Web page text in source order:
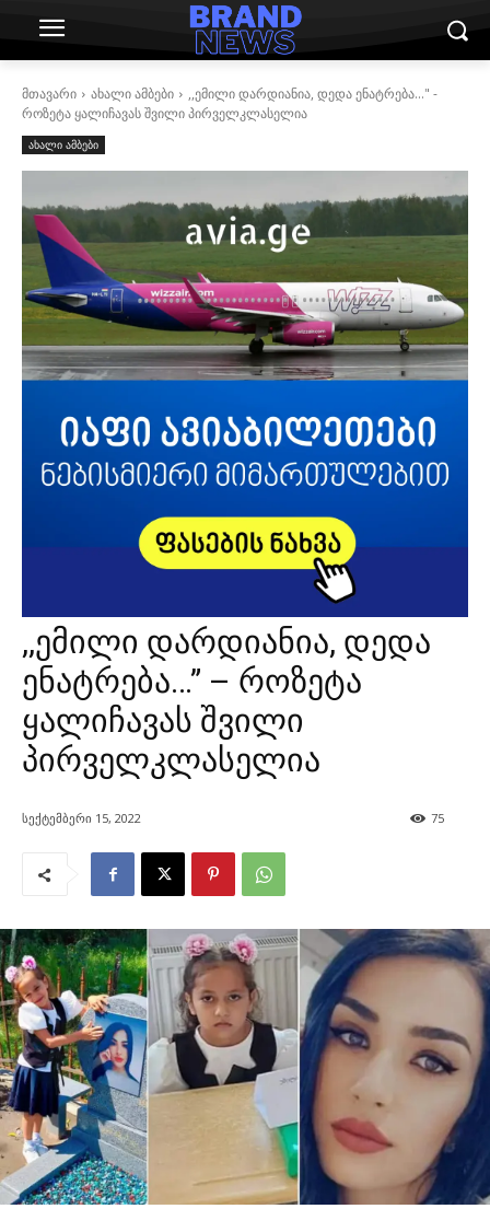
მთავარი ახალი ამბები
,,ემილი დარდიანია, დედა ენატრება..." -
როზეტა ყალიჩავას შვილი პირველკლასელია
ახალი ამბები
,,ემილი დარდიანია, დედა
ენატრება…” – როზეტა
ყალიჩავას შვილი
პირველკლასელია
სექტემბერი 15, 2022 75